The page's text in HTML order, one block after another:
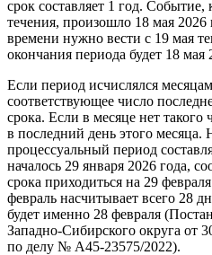
срок составляет 1 год. Событие,
течения, произошло 18 мая 2026
времени нужно вести с 19 мая
окончания периода будет 18 мая
Если период исчислялся
соответствующее число
срока. Если в месяце нет такого
в последний день этого
процессуальный период
началось 29 января 2026 года,
срока приходиться на 29
февраль насчитывает всего 28
будет именно 28 февраля
Западно-Сибирского округа от
по делу № А45-23575/2022).